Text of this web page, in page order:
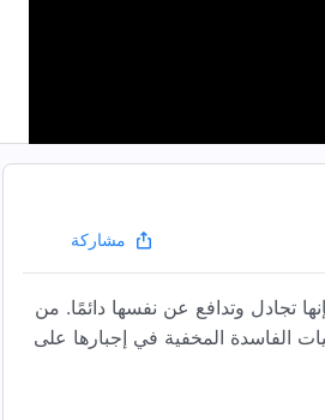
مشاركة
تجادل وتدافع عن نفسها دائمًا. من
الفاسدة المخفية في إجبارها على